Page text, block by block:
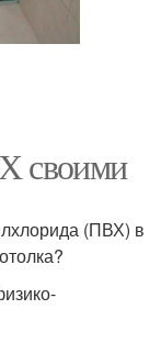
своими
(ПВХ) в